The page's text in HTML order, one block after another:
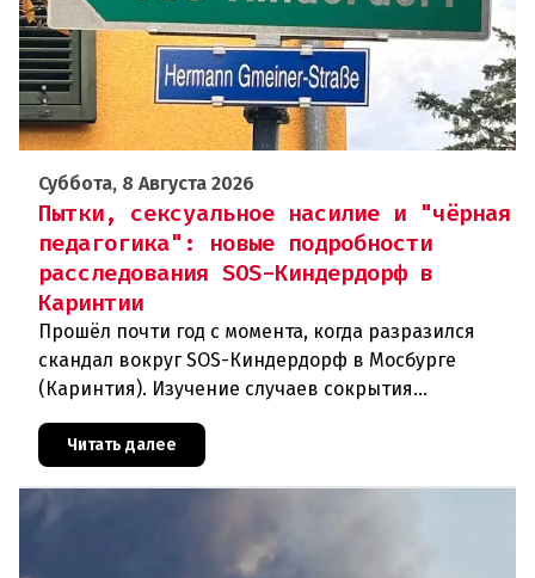
Суббота, 8 Августа 2026
Пытки, сексуальное насилие и "чёрная
педагогика": новые подробности
расследования SOS-Киндердорф в
Каринтии
Прошёл почти год с момента, когда разразился
скандал вокруг SOS-Киндердорф в Мосбурге
(Каринтия). Изучение случаев сокрытия
масштабное расследование, которое продо
Читать далее